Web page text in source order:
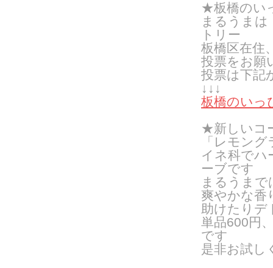
★板橋のい
まるうま
トリー
板橋区在住
投票をお願
投票は下記
↓↓↓
板橋のいっ
★新しいコ
「レモン
イネ科でハ
ーブです
まるうま
爽やかな香
助けたりデ
単品600円
です
是非お試し